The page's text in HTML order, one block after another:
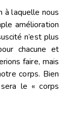
à laquelle nous
amélioration
n’est plus
chacune et
faire, mais
corps. Bien
le « corps